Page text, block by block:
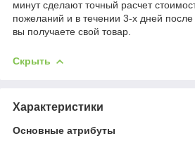
минут сделают точный расчет
пожеланий и в течении 3-х дней
вы получаете свой товар.
Скрыть
Характеристики
Основные атрибуты